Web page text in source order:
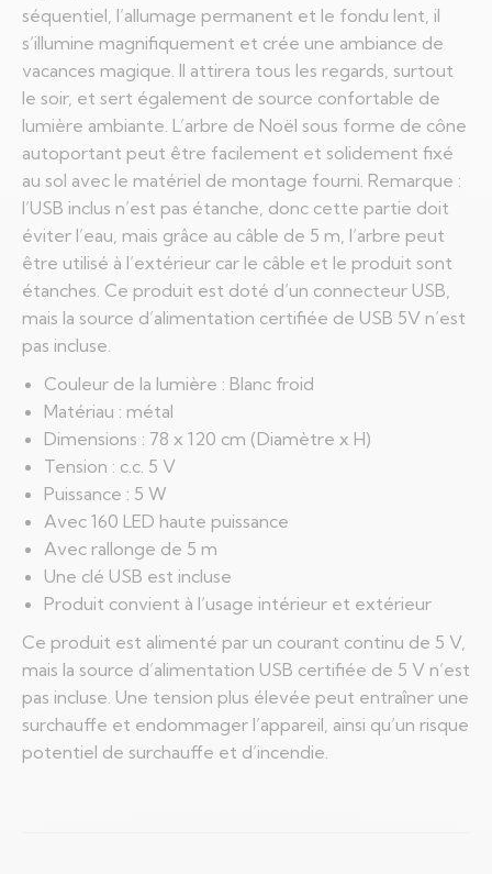
séquentiel, l’allumage permanent et le fondu lent, il
s’illumine magnifiquement et crée une ambiance de
vacances magique. Il attirera tous les regards, surtout
le soir, et sert également de source confortable de
lumière ambiante. L’arbre de Noël sous forme de cône
autoportant peut être facilement et solidement fixé
au sol avec le matériel de montage fourni. Remarque :
l’USB inclus n’est pas étanche, donc cette partie doit
éviter l’eau, mais grâce au câble de 5 m, l’arbre peut
être utilisé à l’extérieur car le câble et le produit sont
étanches. Ce produit est doté d’un connecteur USB,
mais la source d’alimentation certifiée de USB 5V n’est
pas incluse.
Couleur de la lumière : Blanc froid
Matériau : métal
Dimensions : 78 x 120 cm (Diamètre x H)
Tension : c.c. 5 V
Puissance : 5 W
Avec 160 LED haute puissance
Avec rallonge de 5 m
Une clé USB est incluse
Produit convient à l’usage intérieur et extérieur
Ce produit est alimenté par un courant continu de 5 V,
mais la source d’alimentation USB certifiée de 5 V n’est
pas incluse. Une tension plus élevée peut entraîner une
surchauffe et endommager l’appareil, ainsi qu’un risque
potentiel de surchauffe et d’incendie.